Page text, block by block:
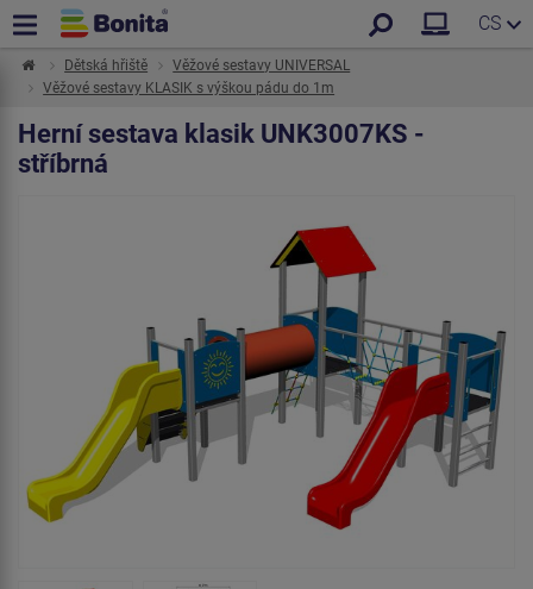
CS
Dětská hřiště
Věžové sestavy UNIVERSAL
Věžové sestavy KLASIK s výškou pádu do 1m
Herní sestava klasik UNK3007KS -
stříbrná